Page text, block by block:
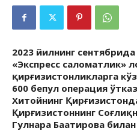
2023 йилнинг
«Экспресс саломатлик»
қирғизистонликларга
600 бепул операция
Хитойнинг
Қирғизистоннинг
Гулнара Баатирова